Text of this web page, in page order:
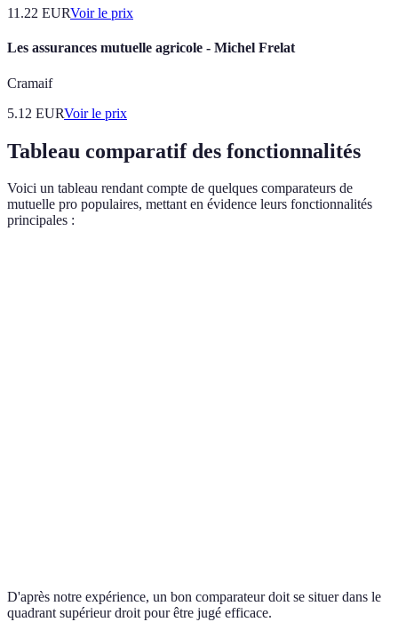
11.22 EURVoir le prix
Les assurances mutuelle agricole - Michel Frelat
Cramaif
5.12 EURVoir le prix
Tableau comparatif des fonctionnalités
Voici un tableau rendant compte de quelques comparateurs de
mutuelle pro populaires, mettant en évidence leurs fonctionnalités
principales :
D'après notre expérience, un bon comparateur doit se situer dans le
quadrant supérieur droit pour être jugé efficace.